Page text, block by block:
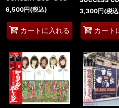
6,500円(税込)
カートに入れる
3,300円(税
カート